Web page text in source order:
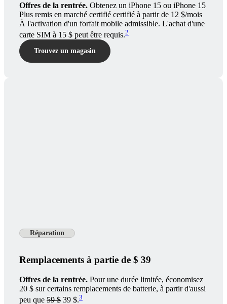
Offres de la rentrée. Obtenez un iPhone 15 ou iPhone 15
Plus remis en marché certifié certifié à partir de 12 $/mois
À l'activation d'un forfait mobile admissible. L'achat d'une
carte SIM à 15 $ peut être requis.2
Trouvez un magasin
Réparation
Remplacements à partie de $ 39
Offres de la rentrée. Pour une durée limitée, économisez
20 $ sur certains remplacements de batterie, à partir d'aussi
peu que 59 $ 39 $.3